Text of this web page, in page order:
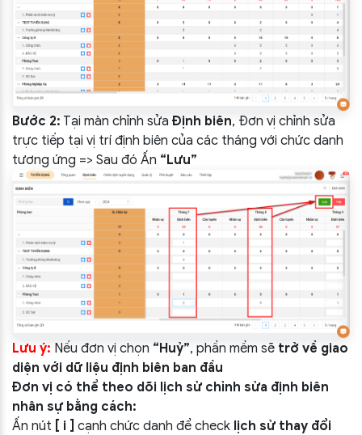
Bước 2: Tại màn chỉnh sửa Định biên, Đơn vị chỉnh sửa
trực tiếp tại vị trí định biên của các tháng với chức danh
tương ứng => Sau đó Ấn “Lưu”
Lưu ý: Nếu đơn vị chọn “Huỷ”, phần mềm sẽ trở về giao
diện với dữ liệu định biên ban đầu
Đơn vị có thể theo dõi lịch sử chỉnh sửa định biên
nhân sự bằng cách:
Ấn nút [ i ] cạnh chức danh để check lịch sử thay đổi